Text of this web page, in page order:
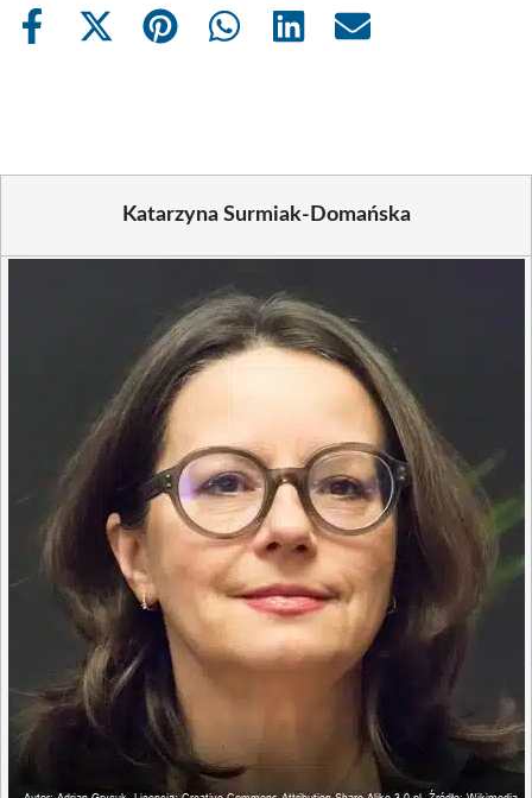
Share
Share
Share
Share
Share
Share
Katarzyna Surmiak-Domańska